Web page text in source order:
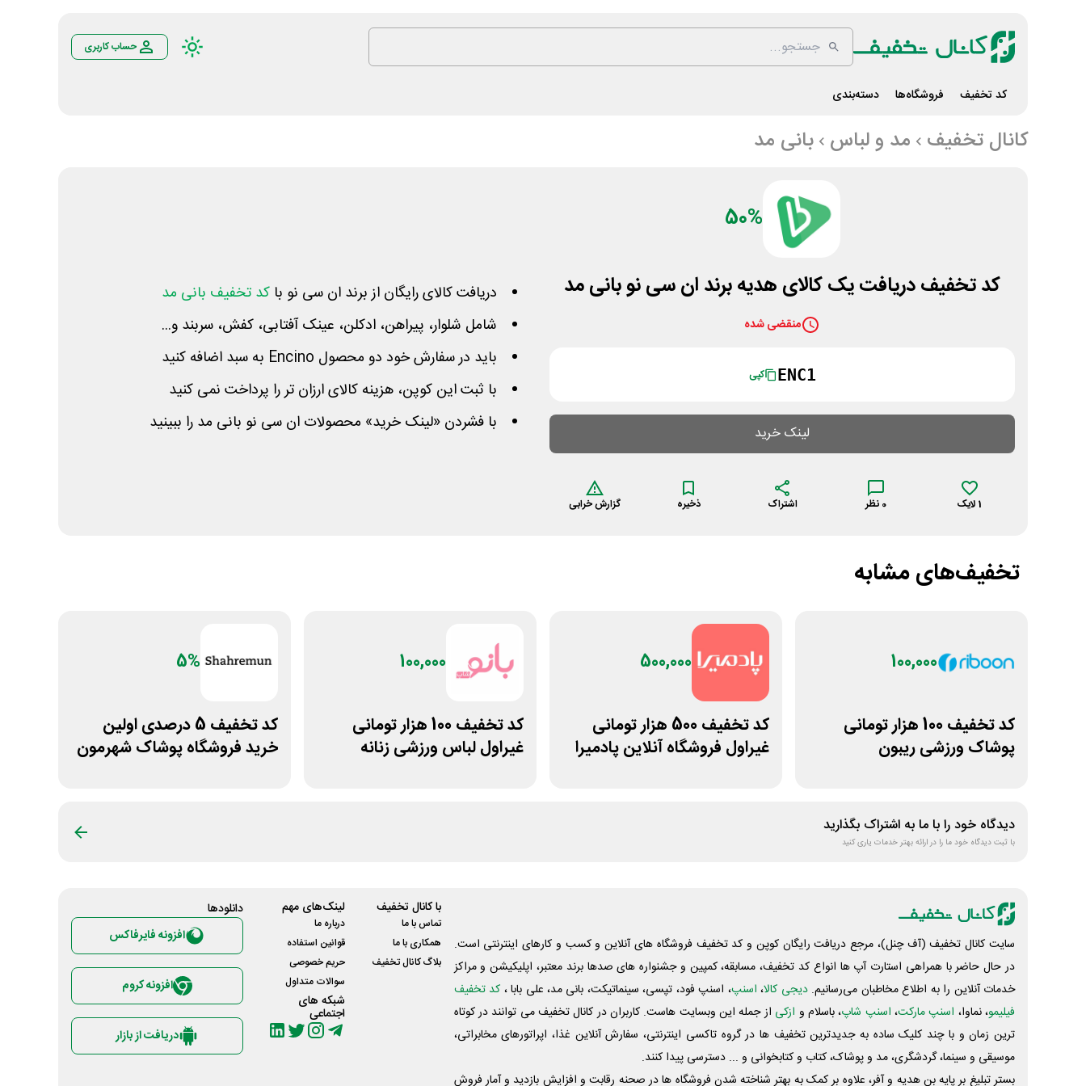
حساب کاربری
کد تخفیف فروشگاه‌ها دسته‌بندی
کانال تخفیف مد و لباس بانی مد
50%
کد تخفیف دریافت یک کالای هدیه برند ان سی نو بانی مد
منقضی شده
ENC1 کپی
لینک خرید
1 لایک 0 نظر اشتراک ذخیره گزارش خرابی
دریافت کالای رایگان از برند ان سی نو با کد تخفیف بانی مد
شامل شلوار، پیراهن، ادکلن، عینک آفتابی، کفش، سربند و...
باید در سفارش خود دو محصول Encino به سبد اضافه کنید
با ثبت این کوپن، هزینه کالای ارزان تر را پرداخت نمی کنید
با فشردن «لینک خرید» محصولات ان سی نو بانی مد را ببینید
تخفیف‌های مشابه
100,000
کد تخفیف 100 هزار تومانی
پوشاک ورزشی ریبون
500,000
کد تخفیف 500 هزار تومانی
غیراول فروشگاه آنلاین پادمیرا
100,000
کد تخفیف 100 هزار تومانی
غیراول لباس ورزشی زنانه
5%
کد تخفیف 5 درصدی اولین
خرید فروشگاه پوشاک شهرمون
دیدگاه خود را با ما به اشتراک بگذارید
با ثبت دیدگاه خود ما را در ارائه بهتر خدمات یاری کنید
سایت کانال تخفیف (آف چنل)، مرجع دریافت رایگان کوپن و کد تخفیف فروشگاه های آنلاین و کسب و‌ کارهای اینترنتی است.
در حال حاضر با همراهی استارت آپ ها انواع کد تخفیف، مسابقه، کمپین و جشنواره های صدها برند معتبر، اپلیکیشن و مراکز
خدمات آنلاین را به اطلاع مخاطبان می‌رسانیم. دیجی کالا، اسنپ، اسنپ فود، تپسی، سینماتیکت، بانی مد، علی‌ بابا ، کد تخفیف
فیلیمو، نماوا، اسنپ مارکت، اسنپ شاپ، باسلام و ازکی از جمله این وبسایت ‌هاست. کاربران در کانال تخفیف می توانند در کوتاه
ترین زمان و با چند کلیک ساده به جدیدترین تخفیف ها در گروه تاکسی اینترنتی، سفارش آنلاین غذا، اپراتورهای مخابراتی،
موسیقی و سینما، گردشگری، مد و پوشاک، کتاب و کتابخوانی و ... دسترسی پیدا کنند.
بستر تبلیغ بر پایه بن هدیه و آفر، علاوه بر کمک به بهتر شناخته شدن فروشگاه ها در صحنه رقابت و افزایش بازدید و آمار فروش
با کانال تخفیف
تماس با ما
همکاری با ما
بلاگ کانال تخفیف
لینک‌های مهم
درباره ما
قوانین استفاده
حریم خصوصی
سوالات متداول
شبکه های
اجتماعی
دانلود‌ها
افزونه فایرفاکس
افزونه کروم
دریافت از بازار